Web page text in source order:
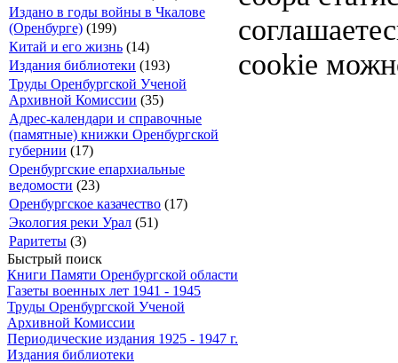
Издано в годы войны в Чкалове
(Оренбурге) (199)
Китай и его жизнь (14)
Издания библиотеки (193)
Труды Оренбургской Ученой
Архивной Комиссии (35)
Адрес-календари и справочные
(памятные) книжки Оренбургской
губернии (17)
Оренбургские епархиальные
ведомости (23)
Оренбургское казачество (17)
Экология реки Урал (51)
Раритеты (3)
Быстрый поиск
Книги Памяти Оренбургской области
Газеты военных лет 1941 - 1945
Труды Оренбургской Ученой
Архивной Комиссии
Периодические издания 1925 - 1947 г.
Издания библиотеки
cookie